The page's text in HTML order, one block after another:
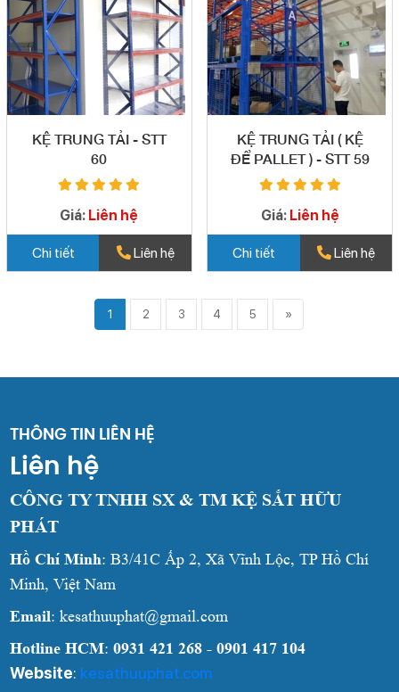
KỆ TRUNG TẢI - STT
60
Giá: Liên hệ
Chi tiết Liên hệ
KỆ TRUNG TẢI ( KỆ
ĐỂ PALLET ) - STT 59
Giá: Liên hệ
Chi tiết Liên hệ
1 2 3 4 5 »
THÔNG TIN LIÊN HỆ
Liên hệ
CÔNG TY TNHH SX & TM KỆ SẮT HỮU
PHÁT
Hồ Chí Minh: B3/41C Ấp 2, Xã Vĩnh Lộc, TP Hồ Chí
Minh, Việt Nam
Email: kesathuuphat@gmail.com
Hotline HCM:0931 421 268 - 0901 417 104
Website: kesathuuphat.com